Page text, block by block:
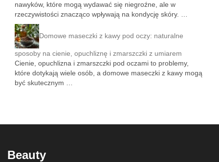
nawyków, które mogą wydawać się niegroźne, ale w
rzeczywistości znacząco wpływają na kondycję skóry. …
Domowe maseczki z kawy pod oczy: naturalne
sposoby na cienie, opuchliznę i zmarszczki z umiarem
Cienie, opuchlizna i zmarszczki pod oczami to problemy,
które dotykają wiele osób, a domowe maseczki z kawy mogą
być skutecznym …
Beauty